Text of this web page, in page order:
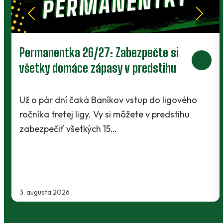
si
v predstihu
vstup do ligového
v predstihu
Prievidza postúpila
V Kanianke rozhodol
Baníci vstúpili do ostrej